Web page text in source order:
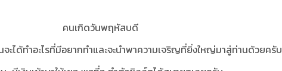
คนเกิดวันพฤหัสบดี
จะได้ทำอะไรที่มีอยากทำและจะนำพาความเจริญที่ยิ่งใหญ่มาสู่ท่านด้วยครับ